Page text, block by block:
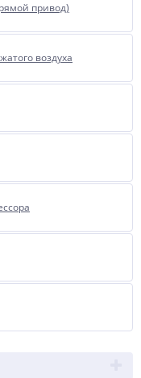
привод)
воздуха